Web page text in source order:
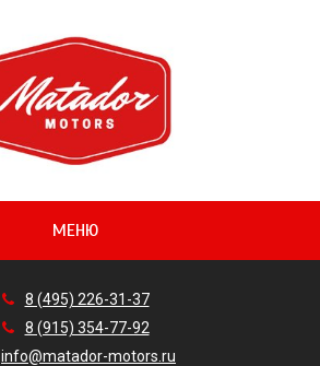
МЕНЮ
8 (495) 226-31-37
8 (915) 354-77-92
info@matador-motors.ru